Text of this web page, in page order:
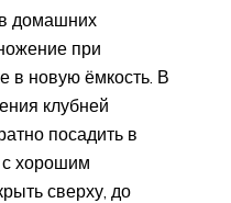
домашних
при
в новую ёмкость. В
клубней
посадить в
хорошим
сверху, до